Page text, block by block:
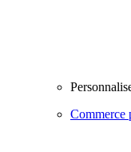
Commerce